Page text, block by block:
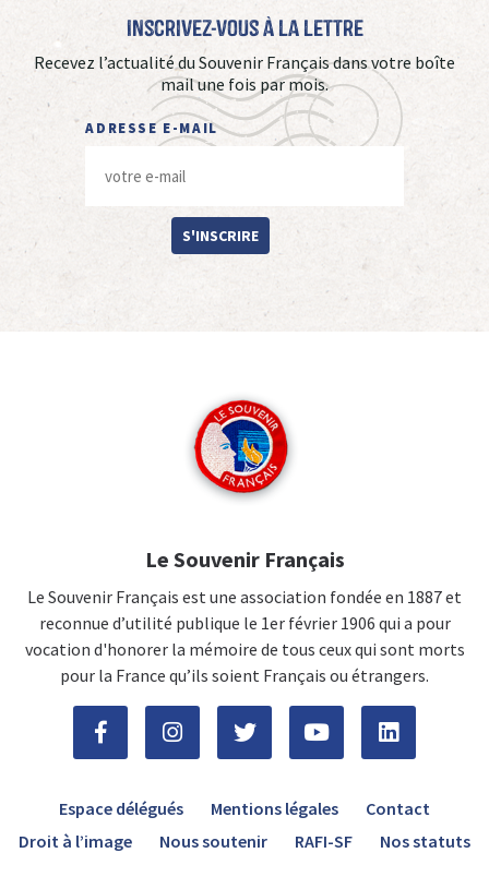
Inscrivez-vous à La Lettre
Recevez l’actualité du Souvenir Français dans votre boîte
mail une fois par mois.
ADRESSE E-MAIL
S'INSCRIRE
Le Souvenir Français
Le Souvenir Français est une association fondée en 1887 et
reconnue d’utilité publique le 1er février 1906 qui a pour
vocation d'honorer la mémoire de tous ceux qui sont morts
pour la France qu’ils soient Français ou étrangers.
Espace délégués Mentions légales
Contact
Droit à l’image
Nous soutenir RAFI-SF Nos statuts